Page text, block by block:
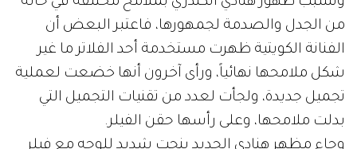
من الجدل والصدمة لجمهورها، فاعتبر البعض أن
الفنانة الكويتية ظهرت مستخدمة أحد الفلاتر ما غير
شكل ملامحها نهائياً، ورأى آخرون أنها خضعت لعملية
تجميل جديدة، ولجأت لعدد من تقنيات التجميل التي
بدلت ملامحها، وعلى رأسها حقن الفيلر.